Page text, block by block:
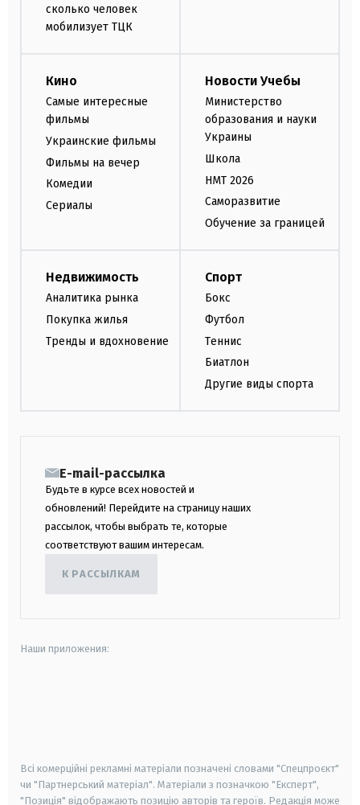
сколько человек
мобилизует ТЦК
Кино
Самые интересные
фильмы
Украинские фильмы
Фильмы на вечер
Комедии
Сериалы
Новости Учебы
Министерство
образования и науки
Украины
Школа
НМТ 2026
Саморазвитие
Обучение за границей
Недвижимость
Аналитика рынка
Покупка жилья
Тренды и вдохновение
Спорт
Бокс
Футбол
Теннис
Биатлон
Другие виды спорта
E-mail-рассылка
Будьте в курсе всех новостей и
обновлений! Перейдите на страницу наших
рассылок, чтобы выбрать те, которые
соответствуют вашим интересам.
К РАССЫЛКАМ
Наши приложения:
Всі комерційні рекламні матеріали позначені словами "Спецпроєкт"
чи "Партнерський матеріал". Матеріали з позначкою "Експерт",
"Позиція" відображають позицію авторів та героїв. Редакція може